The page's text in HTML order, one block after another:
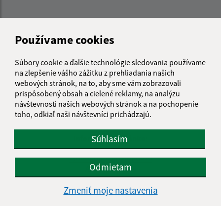
Používame cookies
Súbory cookie a ďalšie technológie sledovania používame
na zlepšenie vášho zážitku z prehliadania našich
webových stránok, na to, aby sme vám zobrazovali
prispôsobený obsah a cielené reklamy, na analýzu
návštevnosti našich webových stránok a na pochopenie
toho, odkiaľ naši návštevníci prichádzajú.
Súhlasím
Odmietam
Zmeniť moje nastavenia
Informácie o stránke:
Vyhlásenie o prístupnosti
Autorské práva